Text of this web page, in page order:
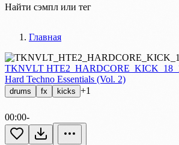
Найти сэмпл или тег
Главная
TKNVLT
Hard Techno Essentials (Vol. 2)
drums fx kicks +1
00:00-